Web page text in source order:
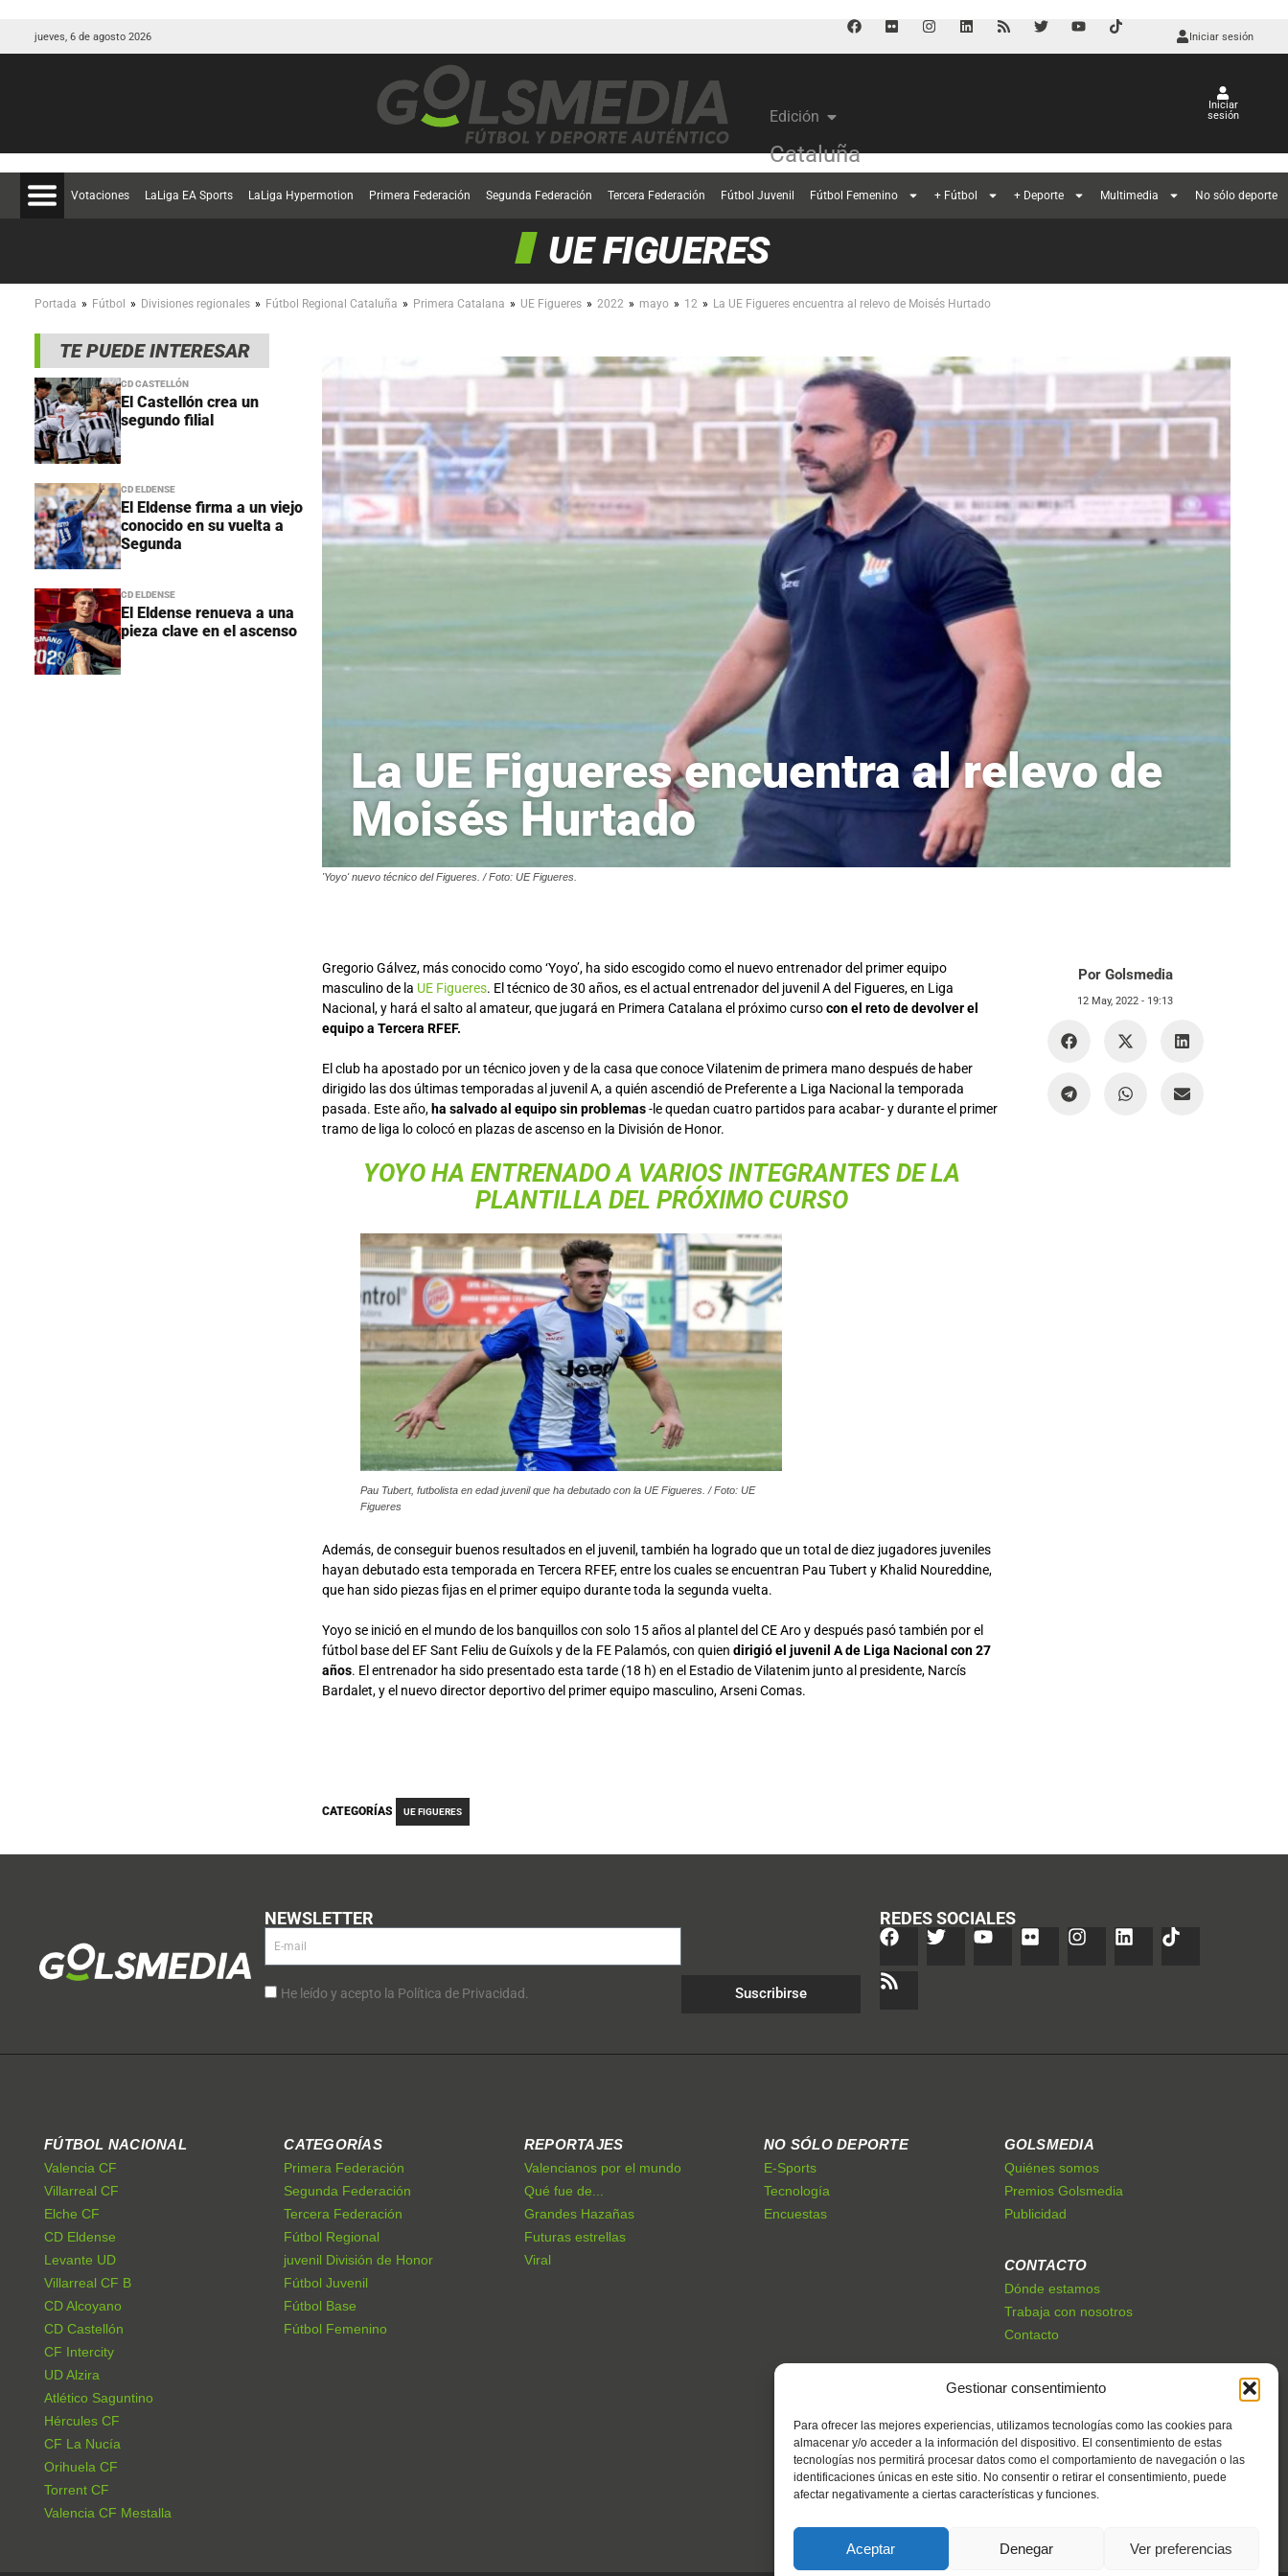
Gestionar consentimiento
Para ofrecer las mejores experiencias, utilizamos tecnologías como las cookies para
almacenar y/o acceder a la información del dispositivo. El consentimiento de estas
tecnologías nos permitirá procesar datos como el comportamiento de navegación o las
identificaciones únicas en este sitio. No consentir o retirar el consentimiento, puede
afectar negativamente a ciertas características y funciones.
Aceptar Denegar Ver preferencias
jueves, 6 de agosto 2026 Iniciar sesión
Edición
Cataluña
Iniciar
sesión
Votaciones LaLiga EA Sports LaLiga Hypermotion Primera Federación Segunda Federación Tercera Federación Fútbol Juvenil Fútbol Femenino + Fútbol + Deporte Multimedia No sólo deporte
UE FIGUERES
Portada » Fútbol » Divisiones regionales » Fútbol Regional Cataluña » Primera Catalana » UE Figueres » 2022 » mayo » 12 » La UE Figueres encuentra al relevo de Moisés Hurtado
TE PUEDE INTERESAR
CD CASTELLÓN
El Castellón crea un
segundo filial
CD ELDENSE
El Eldense firma a un viejo
conocido en su vuelta a
Segunda
CD ELDENSE
El Eldense renueva a una
pieza clave en el ascenso
La UE Figueres encuentra al relevo de
Moisés Hurtado
'Yoyo' nuevo técnico del Figueres. / Foto: UE Figueres.
Gregorio Gálvez, más conocido como ‘Yoyo’, ha sido escogido como el nuevo entrenador del primer equipo
masculino de la UE Figueres. El técnico de 30 años, es el actual entrenador del juvenil A del Figueres, en Liga
Nacional, y hará el salto al amateur, que jugará en Primera Catalana el próximo cursocon el reto de devolver el
equipo a Tercera RFEF.
El club ha apostado por un técnico joven y de la casa que conoce Vilatenim de primera mano después de haber
dirigido las dos últimas temporadas al juvenil A, a quién ascendió de Preferente a Liga Nacional la temporada
pasada. Este año, ha salvado al equipo sin problemas-le quedan cuatro partidos para acabar- y durante el primer
tramo de liga lo colocó en plazas de ascenso en la División de Honor.
YOYO HA ENTRENADO A VARIOS INTEGRANTES DE LA
PLANTILLA DEL PRÓXIMO CURSO
Pau Tubert, futbolista en edad juvenil que ha debutado con la UE Figueres. / Foto: UE
Figueres
Además, de conseguir buenos resultados en el juvenil, también ha logrado que un total de diez jugadores juveniles
hayan debutado esta temporada en Tercera RFEF, entre los cuales se encuentran Pau Tubert y Khalid Noureddine,
que han sido piezas fijas en el primer equipo durante toda la segunda vuelta.
Yoyo se inició en el mundo de los banquillos con solo 15 años al plantel del CE Aro y después pasó también por el
fútbol base del EF Sant Feliu de Guíxols y de la FE Palamós, con quien dirigió el juvenil A de Liga Nacional con 27
años. El entrenador ha sido presentado esta tarde (18 h) en el Estadio de Vilatenim junto al presidente, Narcís
Bardalet, y el nuevo director deportivo del primer equipo masculino, Arseni Comas.
Por Golsmedia
12 May, 2022 - 19:13
CATEGORÍAS UE FIGUERES
NEWSLETTER
He leído y acepto la Política de Privacidad. Suscribirse
REDES SOCIALES
FÚTBOL NACIONAL
Valencia CF
Villarreal CF
Elche CF
CD Eldense
Levante UD
Villarreal CF B
CD Alcoyano
CD Castellón
CF Intercity
UD Alzira
Atlético Saguntino
Hércules CF
CF La Nucía
Orihuela CF
Torrent CF
Valencia CF Mestalla
CATEGORÍAS
Primera Federación
Segunda Federación
Tercera Federación
Fútbol Regional
juvenil División de Honor
Fútbol Juvenil
Fútbol Base
Fútbol Femenino
REPORTAJES
Valencianos por el mundo
Qué fue de...
Grandes Hazañas
Futuras estrellas
Viral
NO SÓLO DEPORTE
E-Sports
Tecnología
Encuestas
GOLSMEDIA
Quiénes somos
Premios Golsmedia
Publicidad
CONTACTO
Dónde estamos
Trabaja con nosotros
Contacto